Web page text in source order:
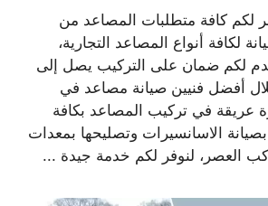
لكم كافة متطلبات المصاعد من
لكافة أنواع المصاعد التجارية،
لكم ضمان على التركيب يصل إلى
أفضل فنيين صيانة مصاعد في
عريقة في تركيب المصاعد بكافة
بصيانة الاسانسيرات وتصليحها بمعدات
العصر، لنوفر لكم خدمة جيدة ...